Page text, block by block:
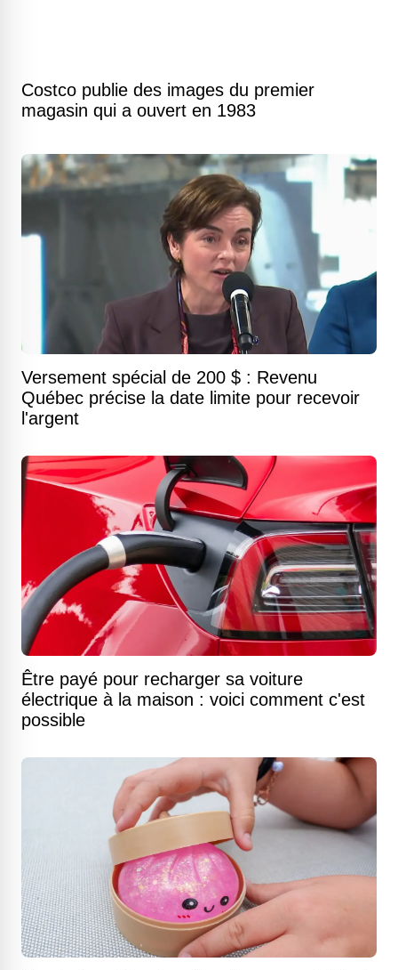
Costco publie des images du premier
magasin qui a ouvert en 1983
Versement spécial de 200 $ : Revenu
Québec précise la date limite pour recevoir
l'argent
Être payé pour recharger sa voiture
électrique à la maison : voici comment c'est
possible